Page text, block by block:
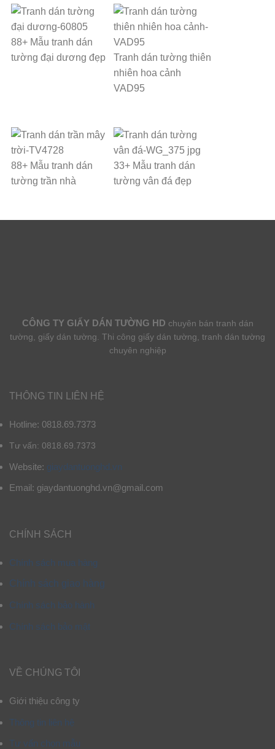
88+ Mẫu tranh dán
tường đại dương đẹp
Tranh dán tường thiên
nhiên hoa cảnh
VAD95
88+ Mẫu tranh dán
tường trần nhà
33+ Mẫu tranh dán
tường vân đá đẹp
CÔNG TY GIẤY DÁN TƯỜNG HD chuyên bán tranh dán
tường, giấy dán tường. Thi công giấy dán tường, tranh dán tường
chuyên nghiệp
THÔNG TIN LIÊN HỆ
Hotline: 0818.69.7373
Tư vấn: 0818.69.7373
Website: giaydantuonghd.vn
Email: giaydantuonghd.vn@gmail.com
CHÍNH SÁCH
Chính sách mua hàng
Chính sách giao hàng
Chính sách bảo hành
Chính sách bảo mật
VỀ CHÚNG TÔI
Giới thiệu công ty
Thông tin liên hệ
Tư vấn chọn mẫu